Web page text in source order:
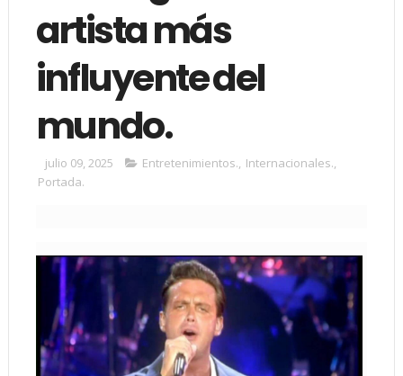
artista más
influyente del
mundo.
julio 09, 2025 Entretenimientos., Internacionales.,
Portada.